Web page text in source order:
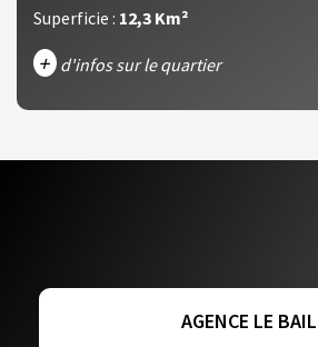
Superficie : 12,3 Km²
+ d'infos sur le quartier
AGENCE LE BAIL